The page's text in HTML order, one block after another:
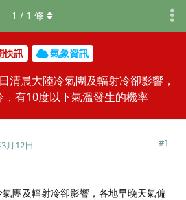
快訊 氣象資訊
清晨大陸冷氣團及輻射冷卻影響，
有10度以下氣溫發生的機率
1 / 1 條
月12日 #1
團及輻射冷卻影響，各地早晚天氣偏